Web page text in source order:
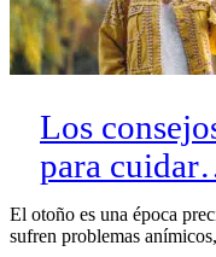
Los
para
El otoño es una época
sufren problemas